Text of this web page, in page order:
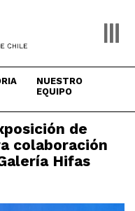
NUESTRO
EQUIPO
de
colaboración
Hifas